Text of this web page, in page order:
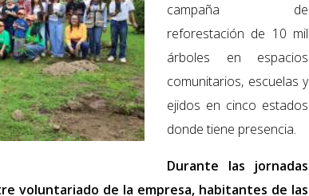
campaña de
reforestación de 10 mil
árboles en espacios
comunitarios, escuelas y
ejidos en cinco estados
donde tiene presencia.
Durante las jornadas
voluntariado de la empresa, habitantes de las